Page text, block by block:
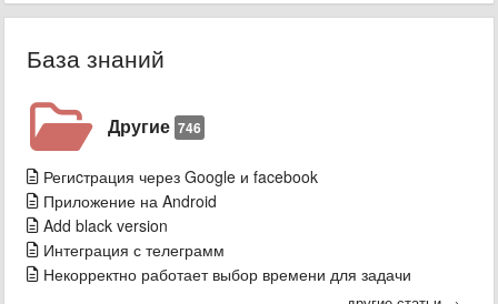
База знаний
Другие 746
Региcтрация через Google и facebook
Приложение на Android
Add black version
Интеграция с телеграмм
Некорректно работает выбор времени для задачи